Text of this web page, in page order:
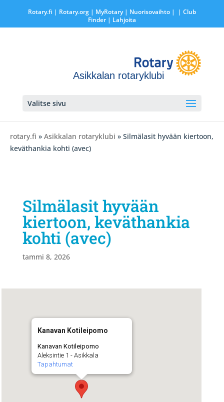
Rotary.fi | Rotary.org| MyRotary | Nuorisovaihto|
| Club
Finder| Lahjoita
Asikkalan rotaryklubi
Valitse sivu
rotary.fi » Asikkalan rotaryklubi » Silmälasit hyvään kiertoon,
keväthankia kohti (avec)
Silmälasit hyvään
kiertoon, keväthankia
kohti (avec)
tammi 8, 2026
Kanavan Kotileipomo
Kanavan Kotileipomo
Aleksintie 1 - Asikkala
Tapahtumat